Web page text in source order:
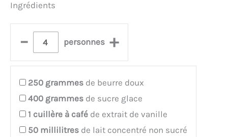
Ingrédients
– personnes +
250 grammes de beurre doux
400 grammes de sucre glace
1 cuillère à café de extrait de vanille
50 millilitres de lait concentré non sucré